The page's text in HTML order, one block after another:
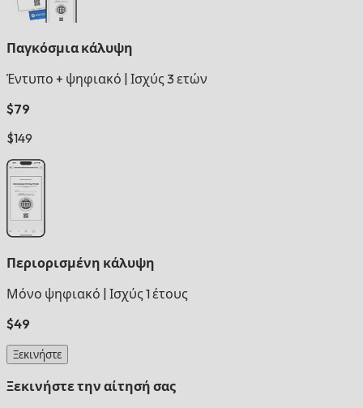
Παγκόσμια κάλυψη
Έντυπο + ψηφιακό Ισχύς 3 ετών
$79
$149
Περιορισμένη κάλυψη
Μόνο ψηφιακό Ισχύς 1 έτους
$49
Ξεκινήστε
Ξεκινήστε την αίτησή σας